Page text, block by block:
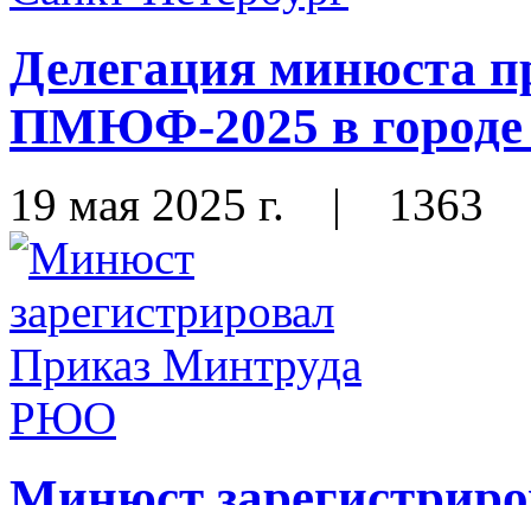
Делегация минюста
ПМЮФ-2025 в городе
19 мая 2025 г. | 1363